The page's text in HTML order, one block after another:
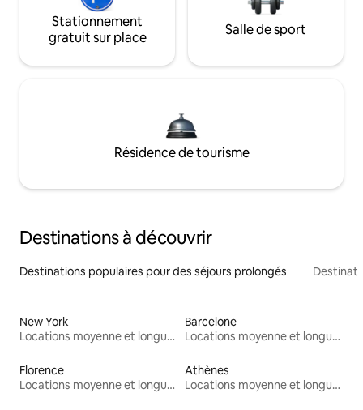
Stationnement
gratuit sur place
Salle de sport
Résidence de tourisme
Destinations à découvrir
Destinations populaires pour des séjours prolongés
New York
Locations moyenne et longue durée
Barcelone
Locations moyenne et longue durée
Florence
Locations moyenne et longue durée
Athènes
Locations moyenne et longue durée